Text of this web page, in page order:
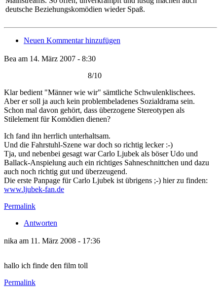
deutsche Beziehungskomödien wieder Spaß.
Neuen Kommentar hinzufügen
Bea am 14. März 2007 - 8:30
8/10
Klar bedient "Männer wie wir" sämtliche Schwulenklischees.
Aber er soll ja auch kein problembeladenes Sozialdrama sein.
Schon mal davon gehört, dass überzogene Stereotypen als
Stilelement für Komödien dienen?
Ich fand ihn herrlich unterhaltsam.
Und die Fahrstuhl-Szene war doch so richtig lecker :-)
Tja, und nebenbei gesagt war Carlo Ljubek als böser Udo und
Ballack-Anspielung auch ein richtiges Sahneschnittchen und dazu
auch noch richtig gut und überzeugend.
Die erste Panpage für Carlo Ljubek ist übrigens ;-) hier zu finden:
www.ljubek-fan.de
Permalink
Antworten
nika am 11. März 2008 - 17:36
hallo ich finde den film toll
Permalink